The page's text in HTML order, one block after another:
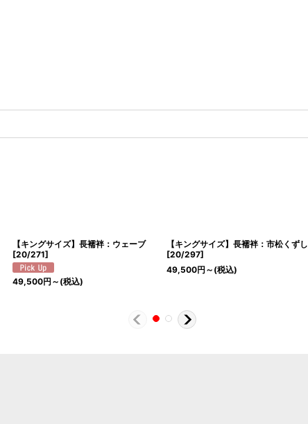
【キングサイズ】長襦袢：ウェーブ
[20/271]
49,500円 ～ (税込)
【キングサイズ】長襦袢：市松くずし
[20/297]
49,500円 ～ (税込)